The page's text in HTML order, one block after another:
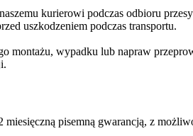
kurierowi podczas odbioru
uszkodzeniem podczas transportu.
montażu, wypadku lub napraw
pisemną gwarancją, z